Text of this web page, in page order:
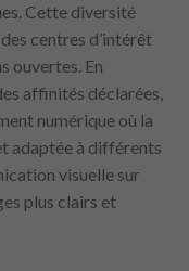
Cette diversité
centres d’intérêt
ouvertes. En
affinités déclarées,
numérique où la
adaptée à différents
visuelle sur
plus clairs et